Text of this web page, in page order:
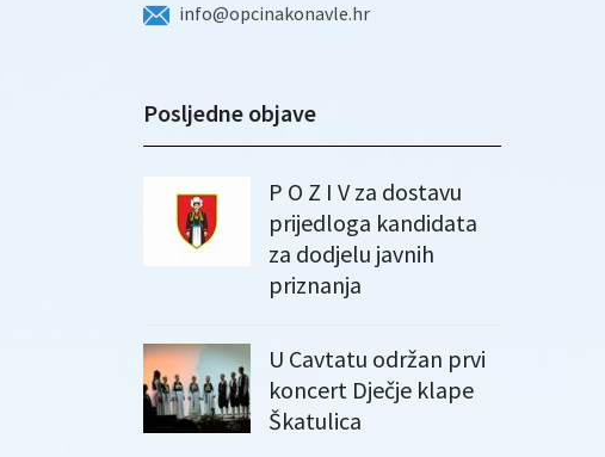
info@opcinakonavle.hr
Posljedne objave
P O Z I V za dostavu
prijedloga kandidata
za dodjelu javnih
priznanja
U Cavtatu održan prvi
koncert Dječje klape
Škatulica